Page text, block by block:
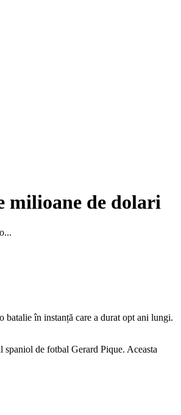
milioane de dolari
batalie în instanță care a durat opt ani lungi.
de fotbal Gerard Pique. Aceasta